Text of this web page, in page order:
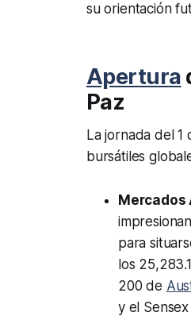
su orientación
Apertura
Paz
La jornada del
bursátiles
para
los
200 de
y el